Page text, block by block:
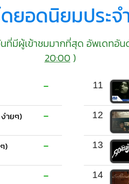
ยอดนิยมประจ
ที่มีผู้เข้าชมมากที่สุด อัพเดทอั
20:00 )
-
ายๆ) -
) -
-
11
12
13
14